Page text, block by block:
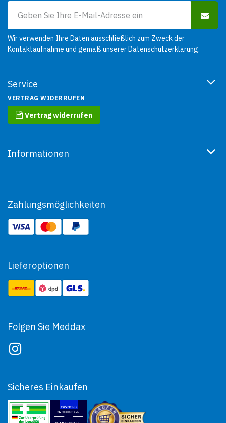
Service
VERTRAG WIDERRUFEN
Vertrag widerrufen
Informationen
Wir verwenden Ihre Daten ausschließlich zum Zweck der
Kontaktaufnahme und gemäß unsererDatenschutzerklärung.
Zahlungsmöglichkeiten
Lieferoptionen
Folgen Sie Meddax
Sicheres Einkaufen